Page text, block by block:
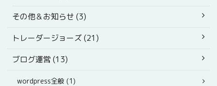
その他＆お知らせ (3)
トレーダージョーズ (21)
ブログ運営 (13)
wordpress全般 (1)